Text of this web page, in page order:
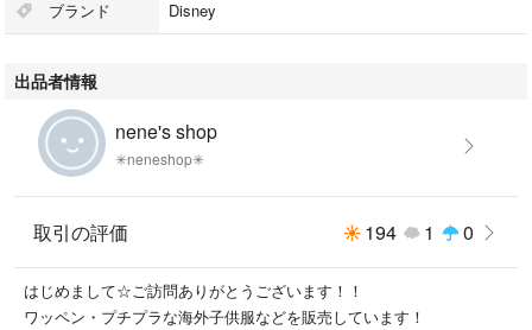
ブランド Disney
出品者情報
nene's shop
✳neneshop✳
取引の評価 194 1 0
はじめまして☆ご訪問ありがとうございます！！
ワッペン・プチプラな海外子供服などを販売しています！